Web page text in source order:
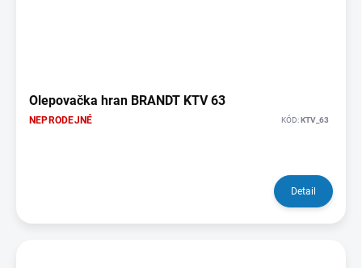
Olepovačka hran BRANDT KTV 63
NEPRODEJNÉ KÓD:KTV_63
Detail